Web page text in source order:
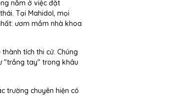
nằm ở việc đặt
Tại Mahidol, mọi
ươm mầm nhà khoa
tích thi cử. Chúng
"trắng tay" trong khâu
trường chuyên hiện có